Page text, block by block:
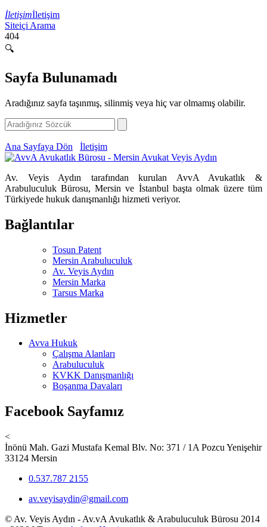
İletişimİletişim
Siteiçi Arama
404
🔍
Sayfa Bulunamadı
Aradığınız sayfa taşınmış, silinmiş veya hiç var olmamış olabilir.
Ana Sayfaya Dön İletişim
Av. Veyis Aydın tarafından kurulan AvvA Avukatlık &
Arabuluculuk Bürosu, Mersin ve İstanbul başta olmak üzere tüm
Türkiyede hukuk danışmanlığı hizmeti veriyor.
Bağlantılar
Tosun Patent
Mersin Arabuluculuk
Av. Veyis Aydın
Mersin Marka
Tarsus Marka
Hizmetler
Avva Hukuk
Çalışma Alanları
Arabuluculuk
KVKK Danışmanlığı
Boşanma Davaları
Facebook Sayfamız
<
İnönü Mah. Gazi Mustafa Kemal Blv. No: 371 / 1A Pozcu Yenişehir
33124 Mersin
0.537.787 2155
av.veyisaydin@gmail.com
© Av. Veyis Aydın - Av.vA Avukatlık & Arabuluculuk Bürosu 2014